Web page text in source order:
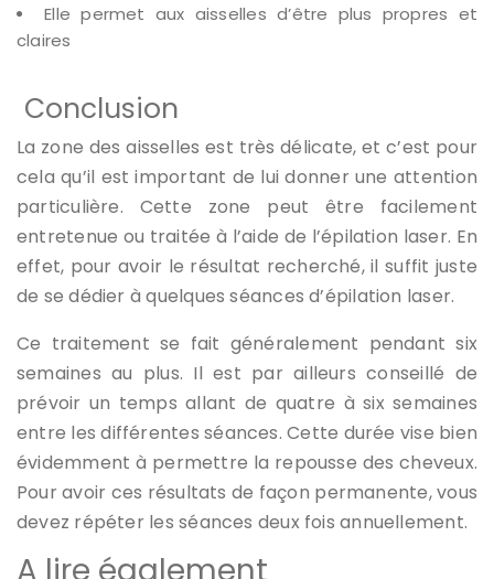
Elle permet aux aisselles d’être plus propres et
claires
Conclusion
La zone des aisselles est très délicate, et c’est pour
cela qu’il est important de lui donner une attention
particulière. Cette zone peut être facilement
entretenue ou traitée à l’aide de l’épilation laser. En
effet, pour avoir le résultat recherché, il suffit juste
de se dédier à quelques séances d’épilation laser.
Ce traitement se fait généralement pendant six
semaines au plus. Il est par ailleurs conseillé de
prévoir un temps allant de quatre à six semaines
entre les différentes séances. Cette durée vise bien
évidemment à permettre la repousse des cheveux.
Pour avoir ces résultats de façon permanente, vous
devez répéter les séances deux fois annuellement.